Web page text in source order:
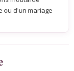
ou d'un mariage